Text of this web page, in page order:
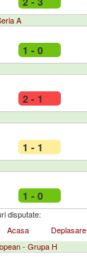
A
1 - 0
2 - 1
1 - 1
1 - 0
disputate:
Acasa
Deplasare
- Grupa H